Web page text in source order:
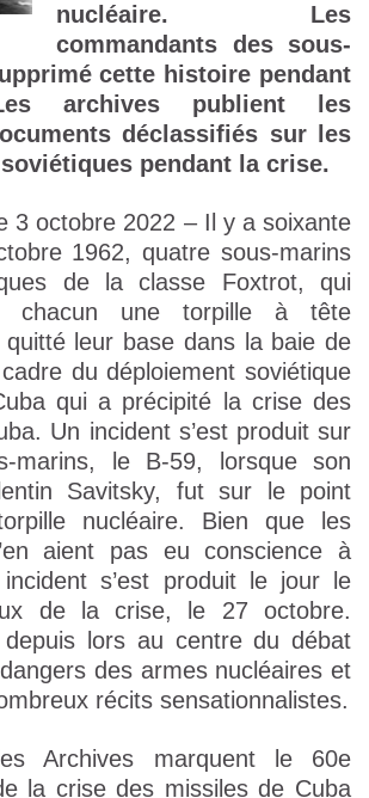
nucléaire. Les
commandants des sous-
cette histoire pendant
archives publient les
déclassifiés sur les
pendant la crise.
3 octobre 2022 – Il y a soixante
1962, quatre sous-marins
de la classe Foxtrot, qui
chacun une torpille à tête
quitté leur base dans la baie de
du déploiement soviétique
qui a précipité la crise des
Un incident s’est produit sur
marins, le B-59, lorsque son
Savitsky, fut sur le point
nucléaire. Bien que les
aient pas eu conscience à
incident s’est produit le jour le
de la crise, le 27 octobre.
depuis lors au centre du débat
des armes nucléaires et
récits sensationnalistes.
les Archives marquent le 60e
la crise des missiles de Cuba